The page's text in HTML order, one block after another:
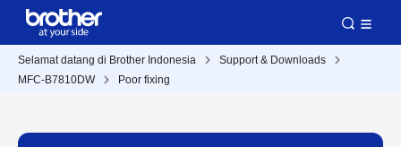
Selamat datang di Brother Indonesia
Support & Downloads
MFC-B7810DW
Poor fixing